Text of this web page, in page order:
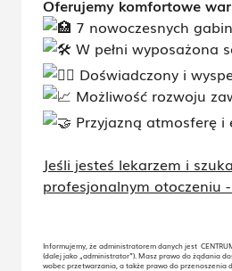
Oferujemy komfortowe
7 nowoczesnych
W pełni wyposażona
Doświadczony i
Możliwość rozwoju
Przyjazną atmosferę i
Jeśli jesteś lekarzem i
profesjonalnym otoczeniu
Informujemy, że administratorem danych jest CENTRUM
(dalej jako „administrator”). Masz prawo do żądania
wobec przetwarzania, a także prawo do przenoszenia